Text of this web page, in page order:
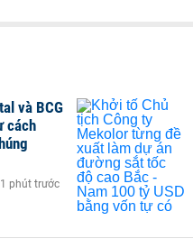
và BCG
cách
1 phút trước